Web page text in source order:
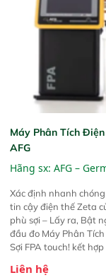
Máy Phân Tích Điện
AFG
Hãng sx: AFG –
Xác định nhanh
tin cậy điện thế Zeta
phù sợi – Lấy ra, Bật
đầu đo Máy Phân
Sợi FPA touch! kết hợp
được chứng minh với
Liên hệ